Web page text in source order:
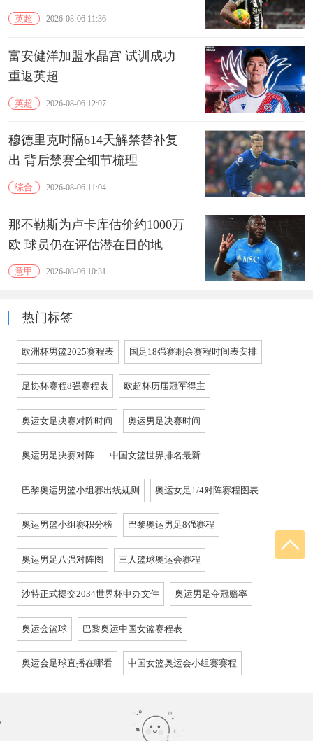
英超 2026-08-06 11:36
富安健洋加盟水晶宫 试训成功
重返英超
英超 2026-08-06 12:07
穆德里克时隔614天解禁替补复
出 背后禁赛全细节梳理
综合 2026-08-06 11:04
那不勒斯为卢卡库估价约1000万
欧 球员仍在评估潜在目的地
意甲 2026-08-06 10:31
热门标签
欧洲杯男篮2025赛程表 国足18强赛剩余赛程时间表安排
足协杯赛程8强赛程表 欧超杯历届冠军得主
奥运女足决赛对阵时间 奥运男足决赛时间
奥运男足决赛对阵 中国女篮世界排名最新
巴黎奥运男篮小组赛出线规则 奥运女足1/4对阵赛程图表
奥运男篮小组赛积分榜 巴黎奥运男足8强赛程
奥运男足八强对阵图 三人篮球奥运会赛程
沙特正式提交2034世界杯申办文件 奥运男足夺冠赔率
奥运会篮球 巴黎奥运中国女篮赛程表
奥运会足球直播在哪看 中国女篮奥运会小组赛赛程